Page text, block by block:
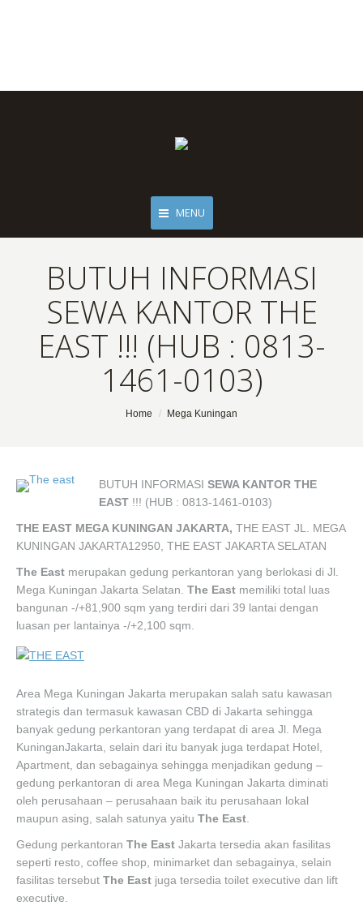
MENU
BUTUH INFORMASI
SEWA KANTOR THE
EAST !!! (HUB : 0813-
1461-0103)
Home Mega Kuningan
BUTUH INFORMASI SEWA KANTOR THE
EAST !!! (HUB : 0813-1461-0103)
THE EAST MEGA KUNINGAN JAKARTA, THE EAST JL. MEGA
KUNINGAN JAKARTA12950, THE EAST JAKARTA SELATAN
The East merupakan gedung perkantoran yang berlokasi di Jl.
Mega Kuningan Jakarta Selatan. The East memiliki total luas
bangunan -/+81,900 sqm yang terdiri dari 39 lantai dengan
luasan per lantainya -/+2,100 sqm.
Area Mega Kuningan Jakarta merupakan salah satu kawasan
strategis dan termasuk kawasan CBD di Jakarta sehingga
banyak gedung perkantoran yang terdapat di area Jl. Mega
KuninganJakarta, selain dari itu banyak juga terdapat Hotel,
Apartment, dan sebagainya sehingga menjadikan gedung –
gedung perkantoran di area Mega Kuningan Jakarta diminati
oleh perusahaan – perusahaan baik itu perusahaan lokal
maupun asing, salah satunya yaitu The East
Gedung perkantoran The East Jakarta tersedia akan fasilitas
seperti resto, coffee shop, minimarket dan sebagainya, selain
fasilitas tersebut The East juga tersedia toilet executive dan lift
executive.